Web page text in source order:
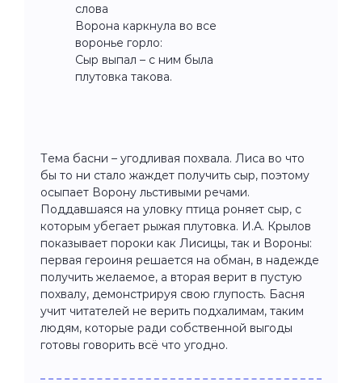
слова
Ворона каркнула во все
воронье горло:
Сыр выпал – с ним была
плутовка такова.
Тема басни – угодливая похвала. Лиса во что
бы то ни стало жаждет получить сыр, поэтому
осыпает Ворону льстивыми речами.
Поддавшаяся на уловку птица роняет сыр, с
которым убегает рыжая плутовка. И.А. Крылов
показывает пороки как Лисицы, так и Вороны:
первая героиня решается на обман, в надежде
получить желаемое, а вторая верит в пустую
похвалу, демонстрируя свою глупость. Басня
учит читателей не верить подхалимам, таким
людям, которые ради собственной выгоды
готовы говорить всё что угодно.